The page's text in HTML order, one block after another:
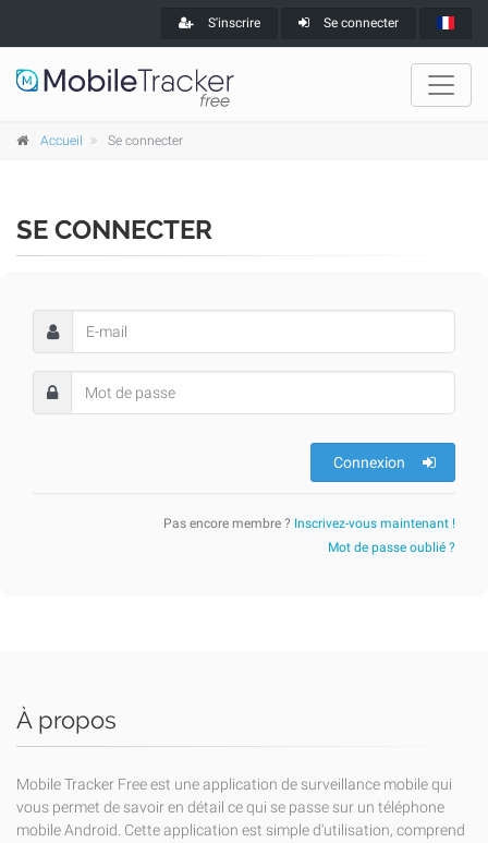
S'inscrire Se connecter
Accueil Se connecter
SE CONNECTER
Connexion
Pas encore membre ? Inscrivez-vous maintenant !
Mot de passe oublié ?
À propos
Mobile Tracker Free est une application de surveillance mobile qui
vous permet de savoir en détail ce qui se passe sur un téléphone
mobile Android. Cette application est simple d'utilisation, comprend